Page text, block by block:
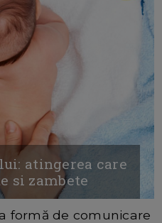
atingerea care
si zambete
formă de comunicare